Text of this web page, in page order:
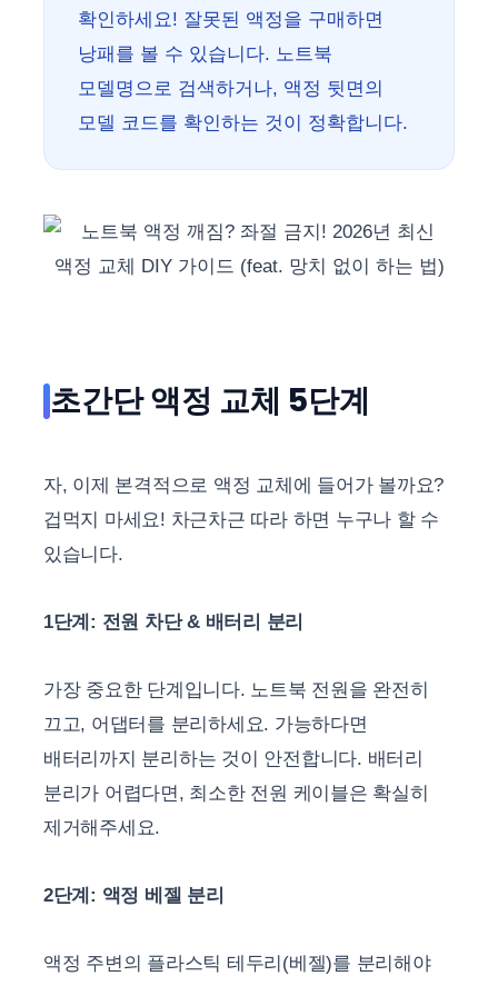
확인하세요! 잘못된 액정을 구매하면
낭패를 볼 수 있습니다. 노트북
모델명으로 검색하거나, 액정 뒷면의
모델 코드를 확인하는 것이 정확합니다.
초간단 액정 교체 5단계
자, 이제 본격적으로 액정 교체에 들어가 볼까요?
겁먹지 마세요! 차근차근 따라 하면 누구나 할 수
있습니다.
1단계: 전원 차단 & 배터리 분리
가장 중요한 단계입니다. 노트북 전원을 완전히
끄고, 어댑터를 분리하세요. 가능하다면
배터리까지 분리하는 것이 안전합니다. 배터리
분리가 어렵다면, 최소한 전원 케이블은 확실히
제거해주세요.
2단계: 액정 베젤 분리
액정 주변의 플라스틱 테두리(베젤)를 분리해야